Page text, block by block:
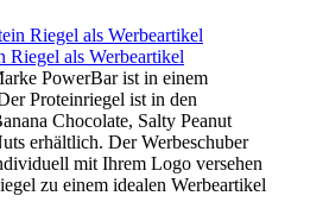
Riegel als Werbeartikel
PowerBar ist in einem
Proteinriegel ist in den
Chocolate, Salty Peanut
erhältlich. Der Werbeschuber
mit Ihrem Logo versehen
zu einem idealen Werbeartikel